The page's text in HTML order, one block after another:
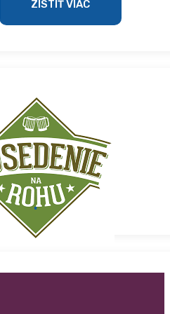
ZISTIŤ VIAC
.